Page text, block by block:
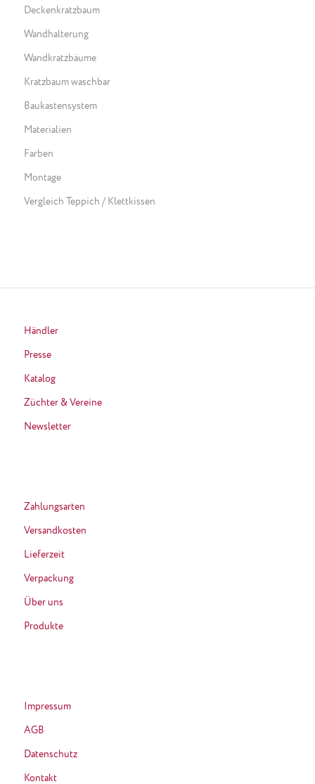
Deckenkratzbaum
Wandhalterung
Wandkratzbäume
Kratzbaum waschbar
Baukastensystem
Materialien
Farben
Montage
Vergleich Teppich / Klettkissen
Händler
Presse
Katalog
Züchter & Vereine
Newsletter
Zahlungsarten
Versandkosten
Lieferzeit
Verpackung
Über uns
Produkte
Impressum
AGB
Datenschutz
Kontakt